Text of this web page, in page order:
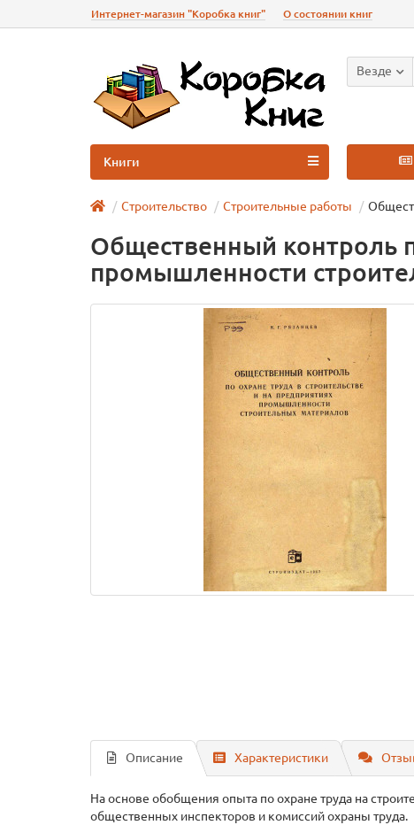
Интернет-магазин "Коробка книг" О состоянии книг
Везде
Книги
Строительство Строительные работы
Общественный контроль
промышленности
Описание Характеристики
На основе обобщения опыта по охране труда на
общественных инспекторов и комиссий охраны труда.